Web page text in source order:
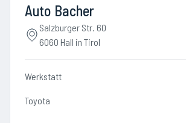
Auto Bacher
Salzburger Str. 60
6060 Hall in Tirol
Werkstatt
Toyota